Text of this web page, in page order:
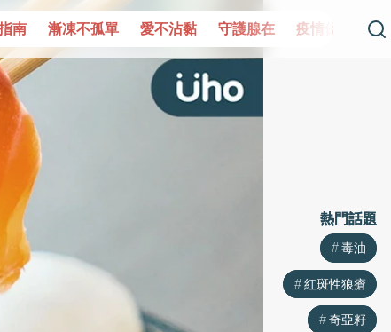
愛不沾黏 守護腺在 疫情保衛戰 再生醫學 愛的
熱門話題
毒油
紅斑性狼瘡
奇亞籽
熱門話題
毒油
紅斑性狼瘡
奇亞籽